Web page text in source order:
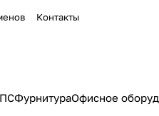
Контакты
ФурнитураОфисное